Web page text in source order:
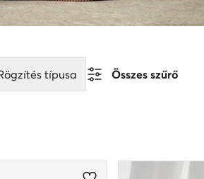
típusa Összes szűrő